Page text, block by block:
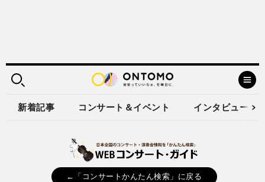
新着記事 コンサート＆イベント インタビュー
←「コンサートかんたん検索」に戻る